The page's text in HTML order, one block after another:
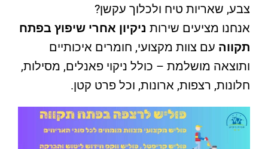
צבע, שאריות טיח ולכלוך עקשן?
אנחנו מציעים שירות ניקיון אחרי שיפוץ בפתח
תקווה עם צוות מקצועי, חומרים איכותיים
ותוצאה מושלמת – כולל ניקוי פאנלים, מסילות,
חלונות, רצפות, ארונות, וכל פרט קטן.